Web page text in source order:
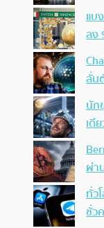
แบ
ลง
ลั่น
นัก
เดี
ผ่า
ทั่ว
ชั่ว